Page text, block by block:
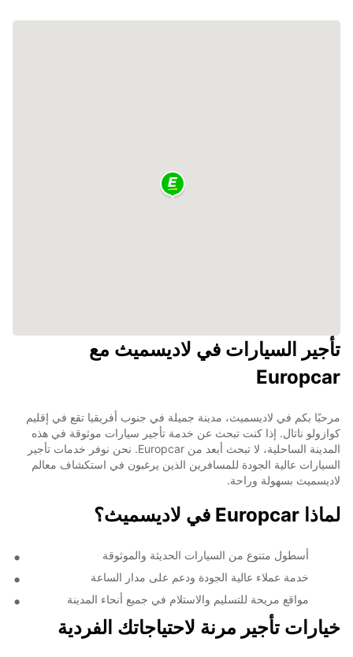
تأجير السيارات في لاديسميث مع
Europcar
مرحبًا بكم في لاديسميث، مدينة جميلة في جنوب أفريقيا تقع في إقليم
كوازولو ناتال. إذا كنت تبحث عن خدمة تأجير سيارات موثوقة في هذه
المدينة الساحلية، لا تبحث أبعد من Europcar. نحن نوفر خدمات تأجير
السيارات عالية الجودة للمسافرين الذين يرغبون في استكشاف معالم
لاديسميث بسهولة وراحة.
لماذا Europcar في لاديسميث؟
أسطول متنوع من السيارات الحديثة والموثوقة
خدمة عملاء عالية الجودة ودعم على مدار الساعة
مواقع مريحة للتسليم والاستلام في جميع أنحاء المدينة
خيارات تأجير مرنة لاحتياجاتك الفردية